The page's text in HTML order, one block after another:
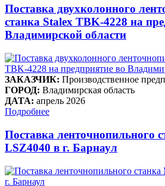
Поставка двухколонного
станка Stalex TBK-4228 на
Владимирской области
ЗАКАЗЧИК: Производственное
ГОРОД: Владимирская область
ДАТА: апрель 2026
Подробнее
Поставка ленточнопильного
LSZ4040 в г. Барнаул